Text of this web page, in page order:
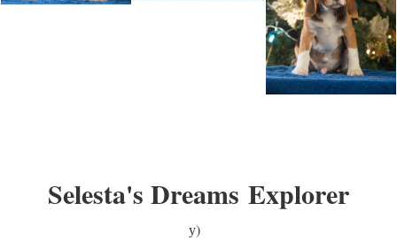
Selesta's Dreams Explorer
у)